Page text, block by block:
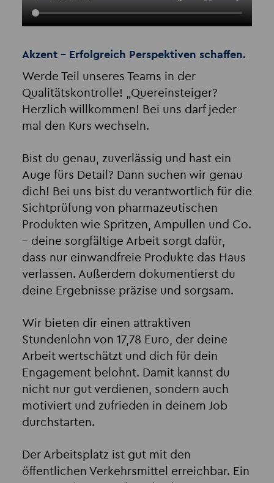
Akzent - Erfolgreich Perspektiven schaffen.
Werde Teil unseres Teams in der
Qualitätskontrolle! „Quereinsteiger?
Herzlich willkommen! Bei uns darf jeder
mal den Kurs wechseln.
Bist du genau, zuverlässig und hast ein
Auge fürs Detail? Dann suchen wir genau
dich! Bei uns bist du verantwortlich für die
Sichtprüfung von pharmazeutischen
Produkten wie Spritzen, Ampullen und Co.
– deine sorgfältige Arbeit sorgt dafür,
dass nur einwandfreie Produkte das Haus
verlassen. Außerdem dokumentierst du
deine Ergebnisse präzise und sorgsam.
Wir bieten dir einen attraktiven
Stundenlohn von 17,78 Euro, der deine
Arbeit wertschätzt und dich für dein
Engagement belohnt. Damit kannst du
nicht nur gut verdienen, sondern auch
motiviert und zufrieden in deinem Job
durchstarten.
Der Arbeitsplatz ist gut mit den
öffentlichen Verkehrsmittel erreichbar. Ein